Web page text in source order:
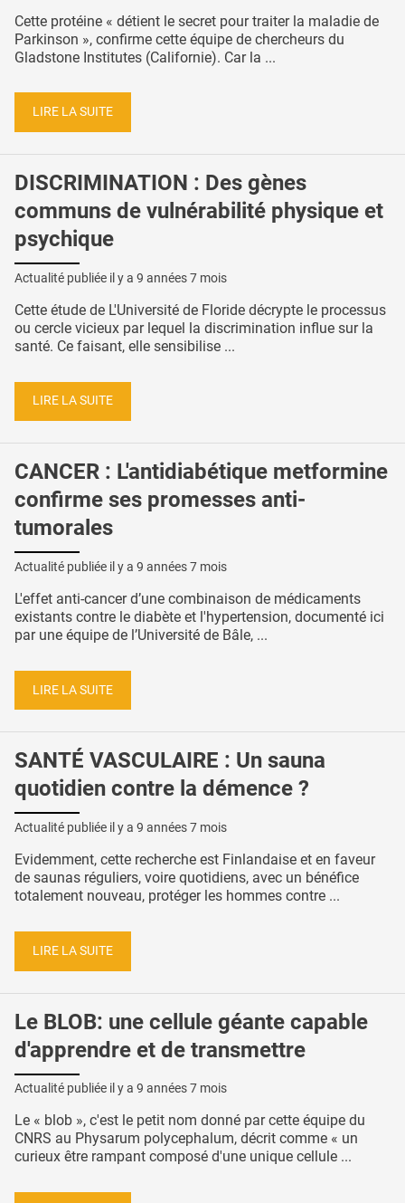
Cette protéine « détient le secret pour traiter la maladie de
Parkinson », confirme cette équipe de chercheurs du
Gladstone Institutes (Californie). Car la ...
LIRE LA SUITE
DISCRIMINATION : Des gènes
communs de vulnérabilité physique et
psychique
Actualité publiée il y a 9 années 7 mois
Cette étude de L'Université de Floride décrypte le processus
ou cercle vicieux par lequel la discrimination influe sur la
santé. Ce faisant, elle sensibilise ...
LIRE LA SUITE
CANCER : L'antidiabétique metformine
confirme ses promesses anti-
tumorales
Actualité publiée il y a 9 années 7 mois
L'effet anti-cancer d’une combinaison de médicaments
existants contre le diabète et l'hypertension, documenté ici
par une équipe de l’Université de Bâle, ...
LIRE LA SUITE
SANTÉ VASCULAIRE : Un sauna
quotidien contre la démence ?
Actualité publiée il y a 9 années 7 mois
Evidemment, cette recherche est Finlandaise et en faveur
de saunas réguliers, voire quotidiens, avec un bénéfice
totalement nouveau, protéger les hommes contre ...
LIRE LA SUITE
Le BLOB: une cellule géante capable
d'apprendre et de transmettre
Actualité publiée il y a 9 années 7 mois
Le « blob », c'est le petit nom donné par cette équipe du
CNRS au Physarum polycephalum, décrit comme « un
curieux être rampant composé d'une unique cellule ...